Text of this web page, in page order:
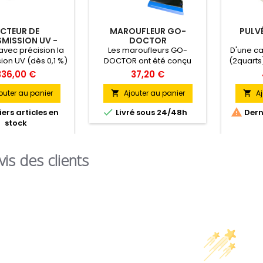
DE
UV -
EDTMprécision la
UV (dès 0,1 %)
du verre ou du
pour mesurer
l'efficacité anti-
des films.
€
au panier
articles en
stock
MAROUFLEUR GO-
DOCTOR
Les maroufleurs GO-
DOCTOR ont été conçu
pour un meilleur confort
d’utilisation et une efficacité
optimale. Le manche à
structure en « I » permet
une préhension parfaite.
37,20 €
 Ajouter au panier
 Livré sous 24/48h
D'une
est
robuste


des clients